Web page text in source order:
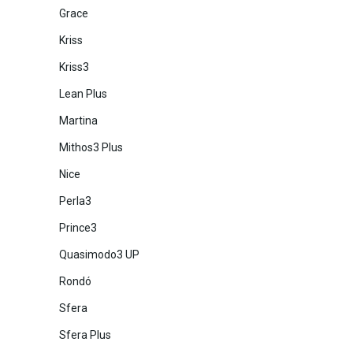
Grace
Kriss
Kriss3
Lean Plus
Martina
Mithos3 Plus
Nice
Perla3
Prince3
Quasimodo3 UP
Rondó
Sfera
Sfera Plus